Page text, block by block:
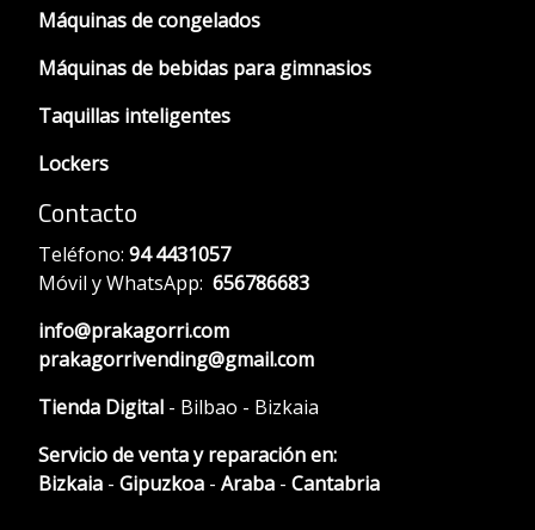
Máquinas de congelados
Máquinas de bebidas para gimnasios
Taquillas inteligentes
Lockers
Contacto
Teléfono: 94 4431057
Móvil y WhatsApp: 656786683
info@prakagorri.com
prakagorrivending@gmail.com
Tienda Digital - Bilbao - Bizkaia
Servicio de venta y reparación en:
Bizkaia - Gipuzkoa - Araba - Cantabria